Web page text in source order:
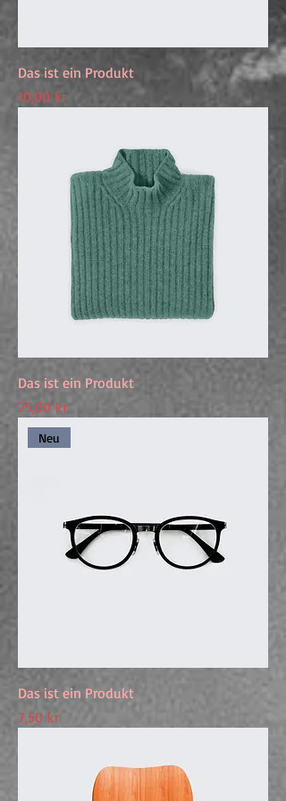
Das ist ein Produkt
Preis
10,00 kr
Das ist ein Produkt
Preis
25,00 kr
Neu
Das ist ein Produkt
Preis
7,50 kr